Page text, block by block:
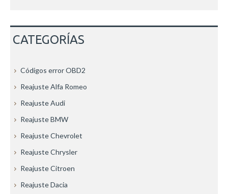
CATEGORÍAS
Códigos error OBD2
Reajuste Alfa Romeo
Reajuste Audi
Reajuste BMW
Reajuste Chevrolet
Reajuste Chrysler
Reajuste Citroen
Reajuste Dacia